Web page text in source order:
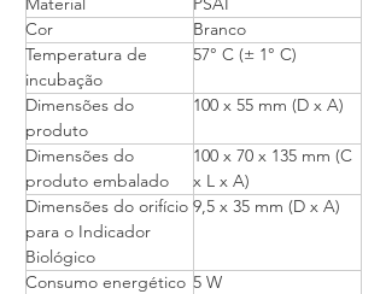
Cor
Branco
Temperatura de
incubação
57° C (± 1° C)
Dimensões do
produto
100 x 55 mm (D x A)
Dimensões do
produto embalado
100 x 70 x 135 mm (C
x L x A)
Dimensões do orifício
para o Indicador
Biológico
9,5 x 35 mm (D x A)
Consumo energético 5 W